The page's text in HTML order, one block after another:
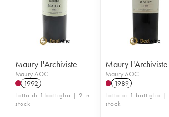
Maury L'Archiviste
Maury AOC
1992
Lotto di 1 bottiglia | 9 in
stock
Maury L'Archiviste
Maury AOC
1989
Lotto di 1 bottiglia |
stock